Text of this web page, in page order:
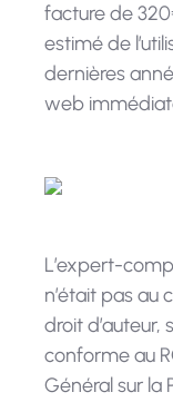
facture de
estimé de
dernières
web
L’expert-
n’était pas au
droit
conforme au
Général sur la